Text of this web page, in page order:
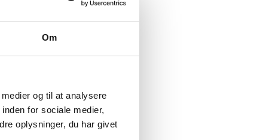
Om
og til at analysere
for sociale medier,
oplysninger, du har givet